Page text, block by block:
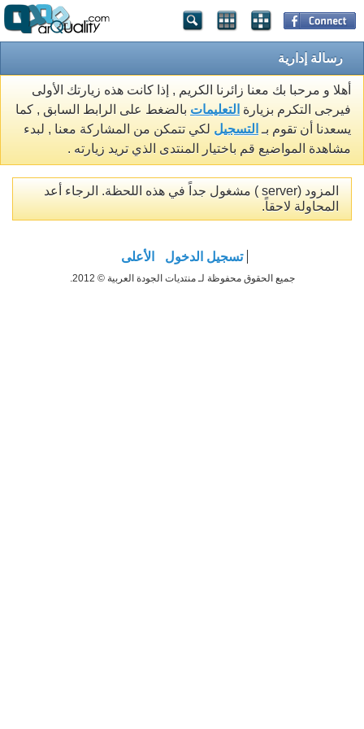
رسالة إدارية
أهلا و مرحبا بك معنا زائرنا الكريم , إذا كانت هذه زيارتك الأولى
فيرجى التكرم بزيارة التعليمات بالضغط على الرابط السابق , كما
يسعدنا أن تقوم بـ التسجيل لكي تتمكن من المشاركة معنا , لبدء
مشاهدة المواضيع قم باختيار المنتدى الذي تريد زيارته .
المزود (server ) مشغول جداً في هذه اللحظة. الرجاء أعد
المحاولة لاحقاً.
تسجيل الدخول الأعلى
جميع الحقوق محفوظة لـ منتديات الجودة العربية © 2012.